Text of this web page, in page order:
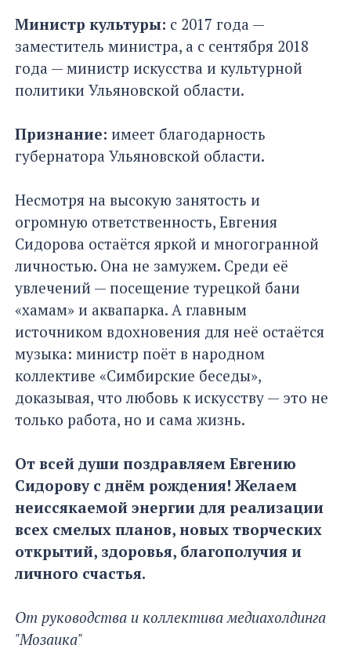
Министр культуры: с 2017 года —
заместитель министра, а с сентября 2018
года — министр искусства и культурной
политики Ульяновской области.
Признание: имеет благодарность
губернатора Ульяновской области.
Несмотря на высокую занятость и
огромную ответственность, Евгения
Сидорова остаётся яркой и многогранной
личностью. Она не замужем. Среди её
увлечений — посещение турецкой бани
«хамам» и аквапарка. А главным
источником вдохновения для неё остаётся
музыка: министр поёт в народном
коллективе «Симбирские беседы»,
доказывая, что любовь к искусству — это не
только работа, но и сама жизнь.
От всей души поздравляем Евгению
Сидорову с днём рождения! Желаем
неиссякаемой энергии для реализации
всех смелых планов, новых творческих
открытий, здоровья, благополучия и
личного счастья.
От руководства и коллектива медиахолдинга
"Мозаика"